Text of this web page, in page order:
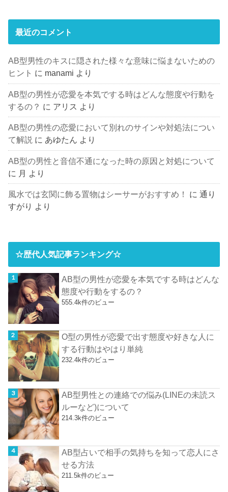
最近のコメント
AB型男性のキスに隠された様々な意味に悩まないための
ヒント に manami より
AB型の男性が恋愛を本気でする時はどんな態度や行動を
するの？ に アリス より
AB型の男性の恋愛において別れのサインや対処法につい
て解説 に あゆたん より
AB型の男性と音信不通になった時の原因と対処について
に 月 より
風水では玄関に飾る置物はシーサーがおすすめ！ に通り
すがり より
☆歴代人気記事ランキング☆
AB型の男性が恋愛を本気でする時はどんな
態度や行動をするの？
555.4k件のビュー
O型の男性が恋愛で出す態度や好きな人に
する行動はやはり単純
232.4k件のビュー
AB型男性との連絡での悩み(LINEの未読ス
ルーなど)について
214.3k件のビュー
AB型占いで相手の気持ちを知って恋人にさ
せる方法
211.5k件のビュー